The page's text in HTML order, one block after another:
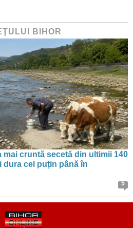
BIHOR
mai cruntă secetă din ultimii 140
dura cel puțin până în
5